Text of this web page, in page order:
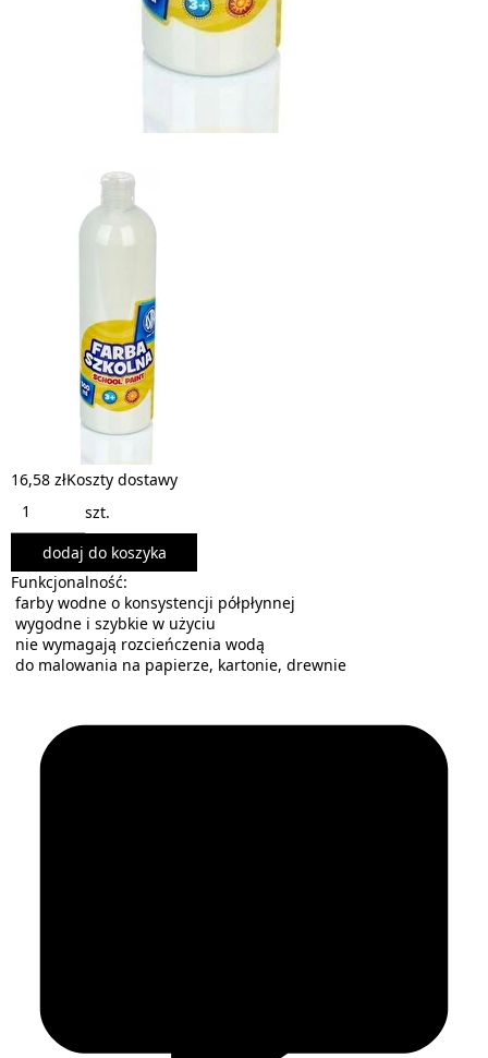
16,58 złKoszty dostawy
szt.
dodaj do koszyka
Funkcjonalność:
farby wodne o konsystencji półpłynnej
wygodne i szybkie w użyciu
nie wymagają rozcieńczenia wodą
do malowania na papierze, kartonie, drewnie